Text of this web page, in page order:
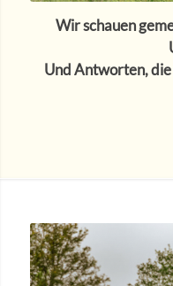
Wir schauen
Und Antworten,